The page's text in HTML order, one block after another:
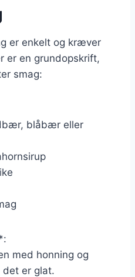
er enkelt og kræver
er en grundopskrift,
smag:
blåbær eller
med honning og
er glat.